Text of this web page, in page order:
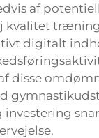
af
kvalitet
digitalt
disse